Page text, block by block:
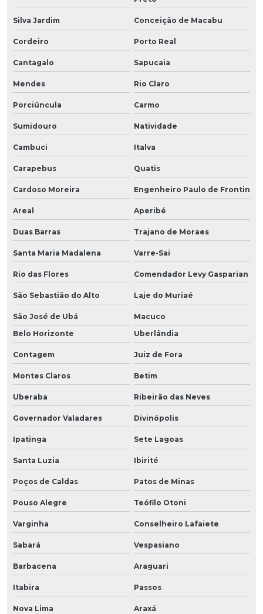
Silva Jardim Conceição de Macabu
Cordeiro Porto Real
Cantagalo Sapucaia
Mendes Rio Claro
Porciúncula Carmo
Sumidouro Natividade
Cambuci Italva
Carapebus Quatis
Cardoso Moreira Engenheiro Paulo de Frontin
Areal Aperibé
Duas Barras Trajano de Moraes
Santa Maria Madalena Varre-Sai
Rio das Flores Comendador Levy Gasparian
São Sebastião do Alto Laje do Muriaé
São José de Ubá
Macuco
Belo Horizonte
Uberlândia
Contagem Juiz de Fora
Montes Claros Betim
Uberaba Ribeirão das Neves
Governador Valadares Divinópolis
Ipatinga Sete Lagoas
Santa Luzia Ibirité
Poços de Caldas Patos de Minas
Pouso Alegre Teófilo Otoni
Varginha Conselheiro Lafaiete
Sabará Vespasiano
Barbacena Araguari
Itabira Passos
Nova Lima Araxá